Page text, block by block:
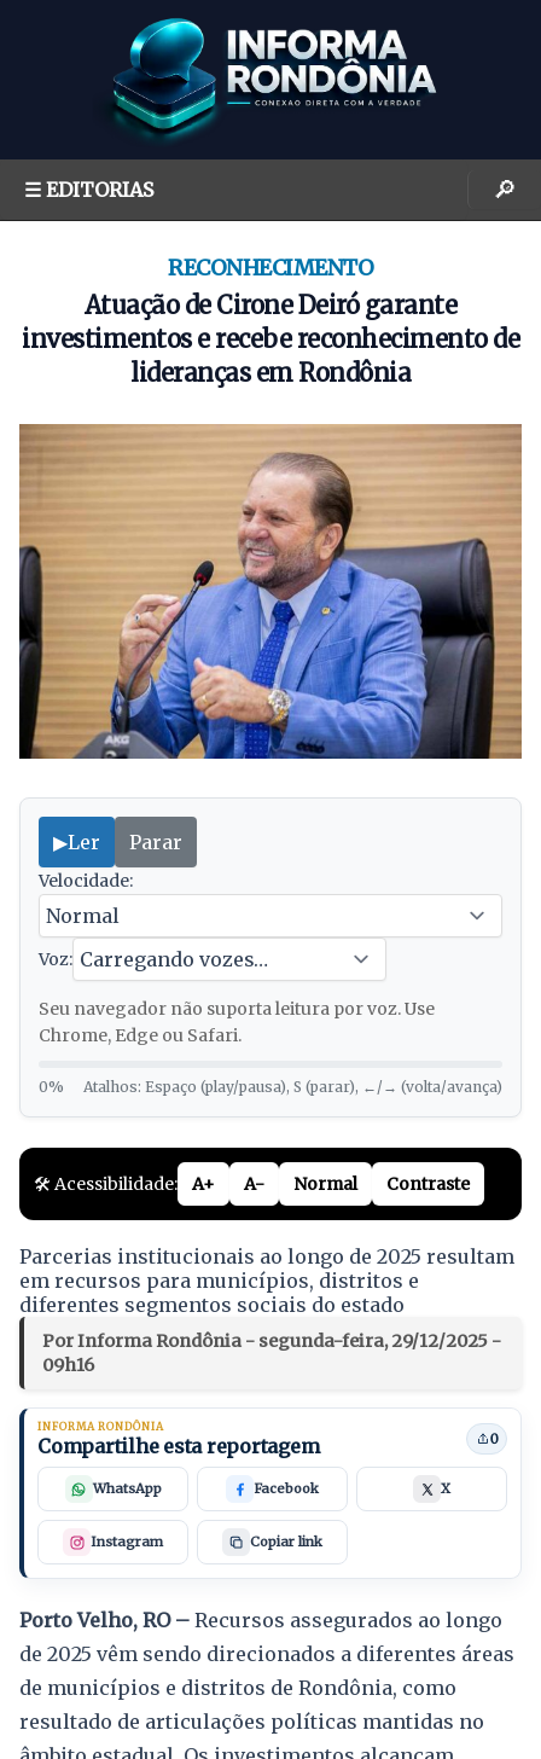
☰ EDITORIAS 🔎
RECONHECIMENTO
Atuação de Cirone Deiró garante
investimentos e recebe reconhecimento de
lideranças em Rondônia
▶Ler Parar
Velocidade:
Voz:
Seu navegador não suporta leitura por voz. Use
Chrome, Edge ou Safari.
0% Atalhos: Espaço (play/pausa), S (parar), ←/→ (volta/avança)
🛠️ Acessibilidade: A+ A- Normal Contraste
Parcerias institucionais ao longo de 2025 resultam
em recursos para municípios, distritos e
diferentes segmentos sociais do estado
Por Informa Rondônia - segunda-feira, 29/12/2025 -
09h16
INFORMA RONDÔNIA
Compartilhe esta reportagem 0
WhatsApp Facebook X
Instagram Copiar link
Porto Velho, RO – Recursos assegurados ao longo
de 2025 vêm sendo direcionados a diferentes áreas
de municípios e distritos de Rondônia, como
resultado de articulações políticas mantidas no